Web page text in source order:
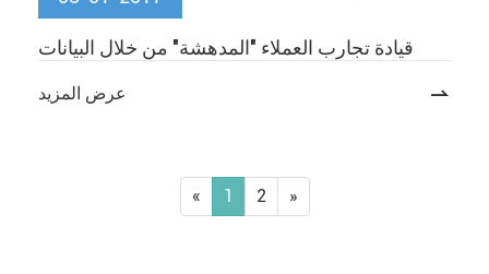
قيادة تجارب العملاء "المدهشة" من خلال البيانات
عرض المزيد 
« 1 2 »